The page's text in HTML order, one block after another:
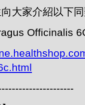
大家介紹以下
Officinalis